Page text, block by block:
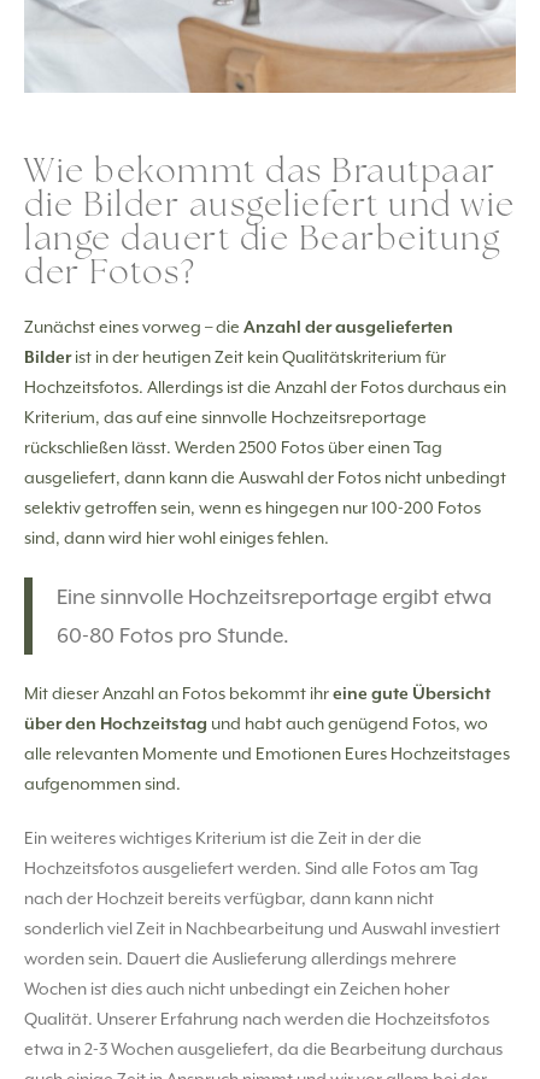
Wie bekommt das Brautpaar
die Bilder ausgeliefert und wie
lange dauert die Bearbeitung
der Fotos?
Zunächst eines vorweg – die Anzahl der ausgelieferten
Bilderist in der heutigen Zeit kein Qualitätskriterium für
Hochzeitsfotos. Allerdings ist die Anzahl der Fotos durchaus ein
Kriterium, das auf eine sinnvolle Hochzeitsreportage
rückschließen lässt. Werden 2500 Fotos über einen Tag
ausgeliefert, dann kann die Auswahl der Fotos nicht unbedingt
selektiv getroffen sein, wenn es hingegen nur 100-200 Fotos
sind, dann wird hier wohl einiges fehlen.
Eine sinnvolle Hochzeitsreportage ergibt etwa
60-80 Fotos pro Stunde.
Mit dieser Anzahl an Fotos bekommt ihreine gute Übersicht
über den Hochzeitstag und habt auch genügend Fotos, wo
alle relevanten Momente und Emotionen Eures Hochzeitstages
aufgenommen sind.
Ein weiteres wichtiges Kriterium ist die Zeit in der die
Hochzeitsfotos ausgeliefert werden. Sind alle Fotos am Tag
nach der Hochzeit bereits verfügbar, dann kann nicht
sonderlich viel Zeit in Nachbearbeitung und Auswahl investiert
worden sein. Dauert die Auslieferung allerdings mehrere
Wochen ist dies auch nicht unbedingt ein Zeichen hoher
Qualität. Unserer Erfahrung nach werden die Hochzeitsfotos
etwa in 2-3 Wochen ausgeliefert, da die Bearbeitung durchaus